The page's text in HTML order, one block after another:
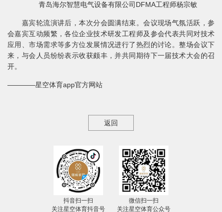
青岛海尔智慧电气设备有限公司DFMA工程师杨宗敏
嘉宾轮流演讲后，本次分会圆满结束。会议现场气氛活跃，参
会嘉宾互动频繁，各位企业技术研发工程师及参会代表共同对技术
应用、市场需求等多方位发展情况进行了热烈的讨论。整场会议下
来，与会人员纷纷表示收获颇丰，并共同期待下一届技术大会的召
开。
————星空体育app官方网站
返回
抖音扫一扫
关注星空体育抖音号
微信扫一扫
关注星空体育公众号